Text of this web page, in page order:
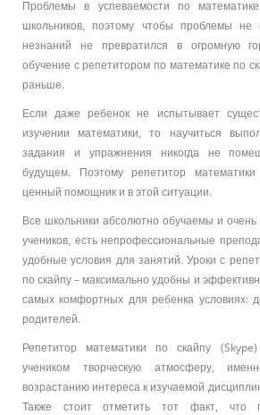
Проблемы в успеваемости по
школьников, поэтому чтобы проблемы не
незнаний не превратился в огромную
обучение с репетитором по математике по
раньше.
Если даже ребенок не испытывает
изучении математики, то научиться
задания и упражнения никогда не
будущем. Поэтому репетитор
ценный помощник и в этой ситуации.
Все школьники абсолютно обучаемы и очень
учеников, есть непрофессиональные
удобные условия для занятий. Уроки с
по скайпу – максимально удобны и
самых комфортных для ребенка условиях:
родителей.
Репетитор математики по скайпу
учеником творческую атмосферу,
возрастанию интереса к изучаемой
Также стоит отметить тот факт, что